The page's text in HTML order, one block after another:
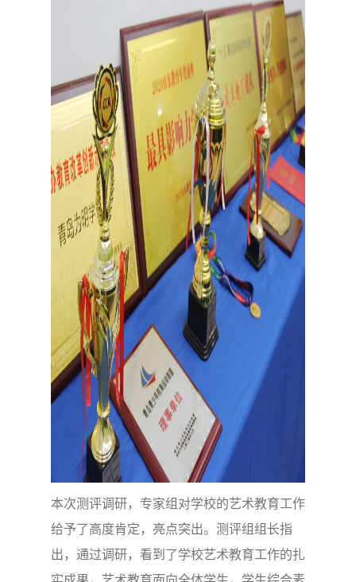
本次测评调研，专家组对学校的艺术教育工作
给予了高度肯定，亮点突出。测评组组长指
出，通过调研，看到了学校艺术教育工作的扎